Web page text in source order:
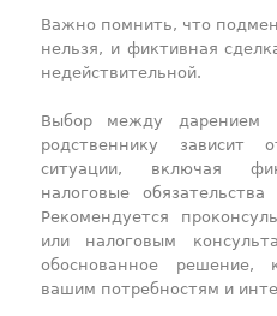
Важно помнить, что
нельзя, и фиктивная
недействительной.
Выбор между дарением
родственнику зависит
ситуации, включая
налоговые
Рекомендуется
или налоговым
обоснованное решение,
вашим потребностям и